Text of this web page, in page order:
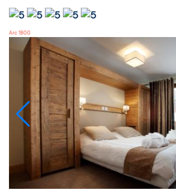
Arc 1800